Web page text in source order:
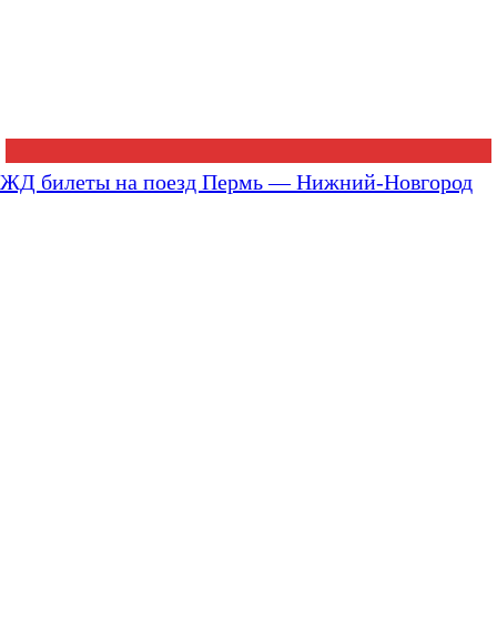
ЖД билеты на поезд Пермь — Нижний-Новгород